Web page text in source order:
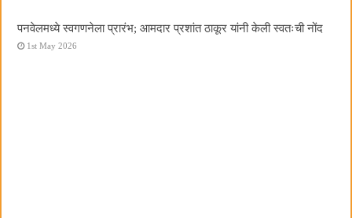
पनवेलमध्ये स्वगणनेला प्रारंभ; आमदार प्रशांत ठाकूर यांनी केली स्वतःची नोंद
1st May 2026